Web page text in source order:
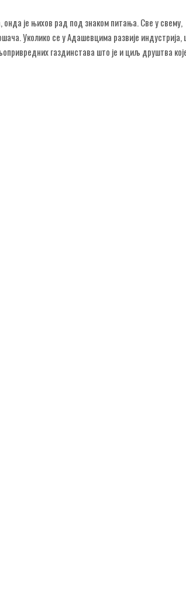
онда је њихов рад под знаком питања. Све у свему,
Уколико се у Адашевцима развије индустрија,
газдинстава што је и циљ друштва